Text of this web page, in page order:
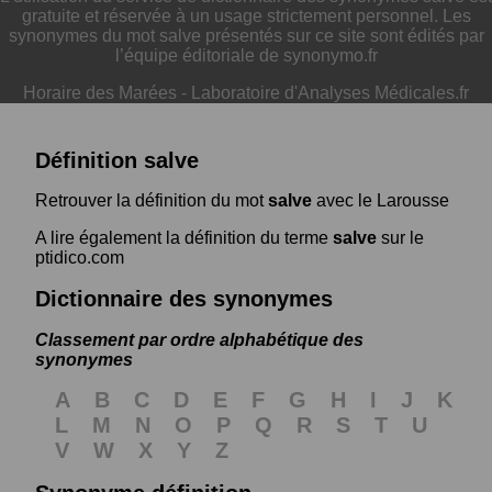
gratuite et réservée à un usage strictement personnel. Les
synonymes du mot salve présentés sur ce site sont édités par
l’équipe éditoriale de synonymo.fr
Horaire des Marées - Laboratoire d'Analyses Médicales.fr
Définition salve
Retrouver la définition du motsalve avec le Larousse
A lire également la définition du terme salve sur le
ptidico.com
Dictionnaire des synonymes
Classement par ordre alphabétique des
synonymes
A B C D E F G H I J
K
L
M N O P Q R S T
U
V
W X Y
Z